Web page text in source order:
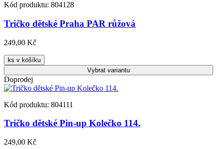
Kód produktu: 804128
Tričko dětské Praha PAR růžová
249,00 Kč
ks v košíku
Vybrat variantu
Doprodej
Kód produktu: 804111
Tričko dětské Pin-up Kolečko 114.
249,00 Kč